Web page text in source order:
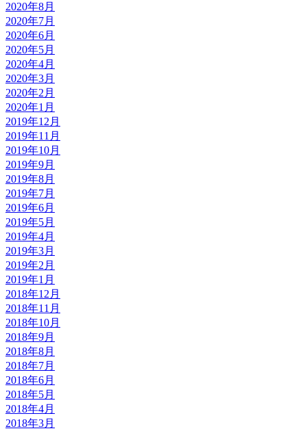
2020年8月
2020年7月
2020年6月
2020年5月
2020年4月
2020年3月
2020年2月
2020年1月
2019年12月
2019年11月
2019年10月
2019年9月
2019年8月
2019年7月
2019年6月
2019年5月
2019年4月
2019年3月
2019年2月
2019年1月
2018年12月
2018年11月
2018年10月
2018年9月
2018年8月
2018年7月
2018年6月
2018年5月
2018年4月
2018年3月